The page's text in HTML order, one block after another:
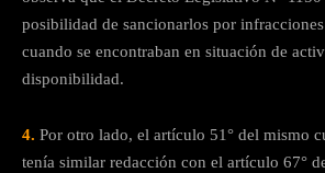
posibilidad de sancionarlos por
cuando se encontraban en situación de
disponibilidad.
4. Por otro lado, el artículo 51° del mismo
tenía similar redacción con el artículo 67°